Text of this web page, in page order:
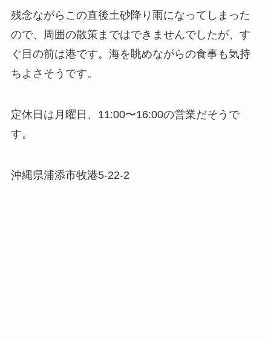
残念ながらこの直後土砂降り雨になってしまった
ので、周囲の散策まではできませんでしたが、す
ぐ目の前は港です。海を眺めながらの食事も気持
ちよさそうです。
定休日は月曜日、11:00〜16:00の営業だそうで
す。
沖縄県浦添市牧港5-22-2